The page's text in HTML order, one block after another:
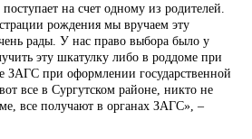
на счет одному из родителей.
рождения мы вручаем эту
рады. У нас право выбора было у
эту шкатулку либо в роддоме при
ЗАГС при оформлении государственной
все в Сургутском районе, никто не
все получают в органах ЗАГС», –